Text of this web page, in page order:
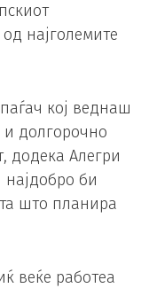
најголемите
кој веднаш
долгорочно
додека Алегри
би
што планира
веќе работеа